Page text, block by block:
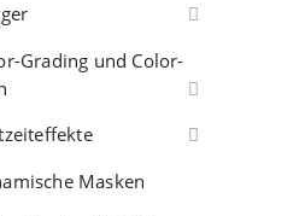
Grading und Color-
Masken